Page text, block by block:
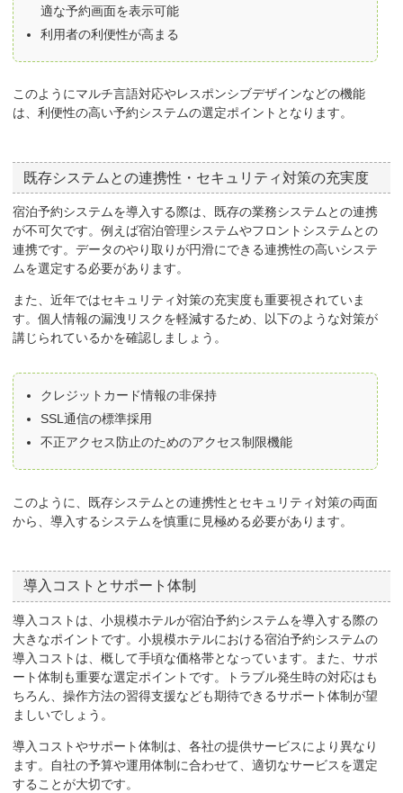
適な予約画面を表示可能
利用者の利便性が高まる
このようにマルチ言語対応やレスポンシブデザインなどの機能
は、利便性の高い予約システムの選定ポイントとなります。
既存システムとの連携性・セキュリティ対策の充実度
宿泊予約システムを導入する際は、既存の業務システムとの連携
が不可欠です。例えば宿泊管理システムやフロントシステムとの
連携です。データのやり取りが円滑にできる連携性の高いシステ
ムを選定する必要があります。
また、近年ではセキュリティ対策の充実度も重要視されていま
す。個人情報の漏洩リスクを軽減するため、以下のような対策が
講じられているかを確認しましょう。
クレジットカード情報の非保持
SSL通信の標準採用
不正アクセス防止のためのアクセス制限機能
このように、既存システムとの連携性とセキュリティ対策の両面
から、導入するシステムを慎重に見極める必要があります。
導入コストとサポート体制
導入コストは、小規模ホテルが宿泊予約システムを導入する際の
大きなポイントです。小規模ホテルにおける宿泊予約システムの
導入コストは、概して手頃な価格帯となっています。また、サポ
ート体制も重要な選定ポイントです。トラブル発生時の対応はも
ちろん、操作方法の習得支援なども期待できるサポート体制が望
ましいでしょう。
導入コストやサポート体制は、各社の提供サービスにより異なり
ます。自社の予算や運用体制に合わせて、適切なサービスを選定
することが大切です。